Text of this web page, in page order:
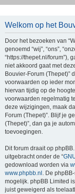
Welkom op het
Door het bezoeken van
genoemd “wij”, “ons”,
“https://thepet.nl/forum”),
niet akkoord gaat met
Bouvier-Forum (Thepet)”
voorwaarden op ieder
hiervan tijdig op de
voorwaarden regelmatig
deze wijzigingen, maak
Forum (Thepet)”. Blijf je
(Thepet)”, dan ga je
toevoegingen.
Dit forum draait op
uitgebracht onder de “
gedownload worden via
www.phpbb.nl . De
mogelijk. phpBB Limited
juist geweigerd als